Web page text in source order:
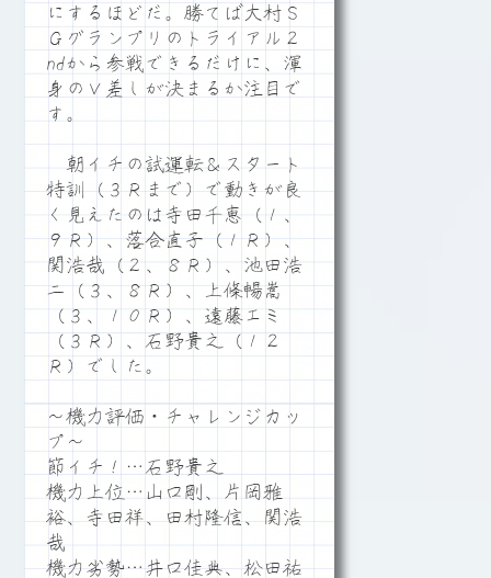
にするほどだ。勝てば大村Ｓ
Ｇグランプリのトライアル２
ndから参戦できるだけに、渾
身のＶ差しが決まるか注目で
す。
朝イチの試運転＆スタート
特訓（３Ｒまで）で動きが良
く見えたのは寺田千恵（１、
９Ｒ）、落合直子（１Ｒ）、
関浩哉（２、８Ｒ）、池田浩
二（３、８Ｒ）、上條暢嵩
（３、１０Ｒ）、遠藤エミ
（３Ｒ）、石野貴之（１２
Ｒ）でした。
～機力評価・チャレンジカッ
プ～
節イチ！…石野貴之
機力上位…山口剛、片岡雅
裕、寺田祥、田村隆信、関浩
哉
機力劣勢…井口佳典、松田祐